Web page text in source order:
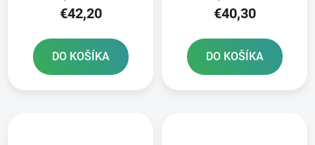
€42,20
DO KOŠÍKA
€40,30
DO KOŠÍKA